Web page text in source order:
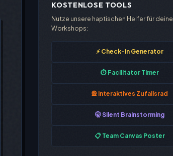
KOSTENLOSE TOOLS
Nutze unsere haptischen Helfer für deine
Workshops:
⚡ Check-in Generator
⏱️ Facilitator Timer
🎡 Interaktives Zufallsrad
🤫 Silent Brainstorming
📋 Team Canvas Poster